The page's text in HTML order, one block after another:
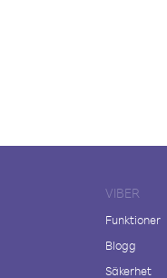
VIBER
Funktioner
Blogg
Säkerhet